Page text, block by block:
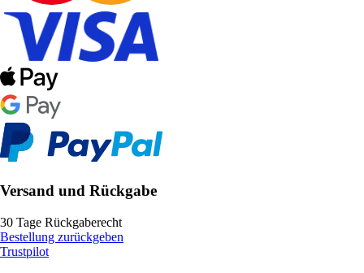
Versand und Rückgabe
30 Tage Rückgaberecht
Bestellung zurückgeben
Trustpilot